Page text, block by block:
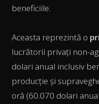
beneficiile.
Aceasta reprezintă o
lucrătorii privați non-
dolari anual inclusiv
producție și
oră (60.070 dolari